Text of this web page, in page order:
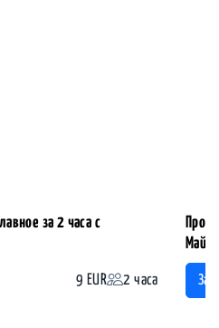
за 2 часа с
9 EUR 2 часа